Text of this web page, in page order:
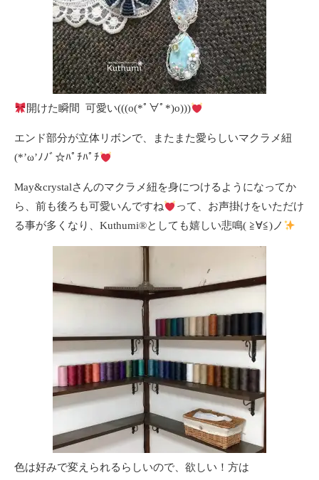
開けた瞬間 可愛い(((o(*ﾟ∀ﾟ*)o)))
エンド部分が立体リボンで、またまた愛らしいマクラメ紐
(*’ω’ﾉﾉﾞ☆ﾊﾟﾁﾊﾟﾁ
May&crystalさんのマクラメ紐を身につけるようになってか
ら、前も後ろも可愛いんですね
って、お声掛けをいただけ
る事が多くなり、Kuthumi®️としても嬉しい悲鳴( ≧∀≦)ノ
色は好みで変えられるらしいので、欲しい！方は